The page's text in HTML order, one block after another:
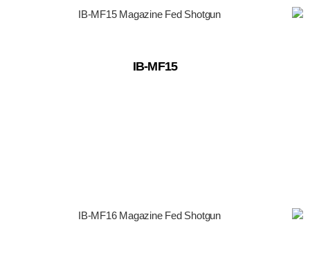
IB-MF15